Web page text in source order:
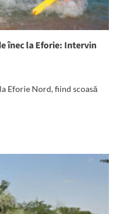
înec la Eforie: Intervin
Eforie Nord, fiind scoasă